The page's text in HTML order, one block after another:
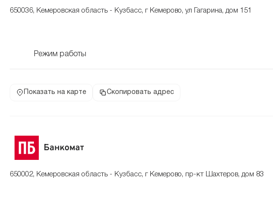
650036, Кемеровская область - Кузбасс, г Кемерово, ул Гагарина, дом 151
Режим работы
Показать на карте Скопировать адрес
Банкомат
650002, Кемеровская область - Кузбасс, г Кемерово, пр-кт Шахтеров, дом 83